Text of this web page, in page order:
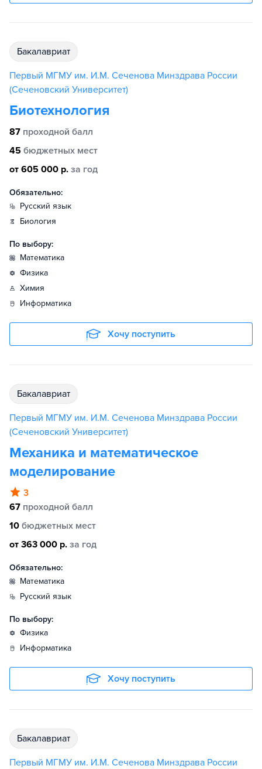
бакалавриат
Первый МГМУ им. И.М. Сеченова Минздрава России
(Сеченовский Университет)
Биотехнология
87 проходной балл
45 бюджетных мест
от 605 000 р. за год
Обязательно:
русский язык
биология
По выбору:
математика
физика
химия
информатика
Хочу поступить
бакалавриат
Первый МГМУ им. И.М. Сеченова Минздрава России
(Сеченовский Университет)
Механика и математическое
моделирование
3
67 проходной балл
10 бюджетных мест
от 363 000 р. за год
Обязательно:
математика
русский язык
По выбору:
физика
информатика
Хочу поступить
бакалавриат
Первый МГМУ им. И.М. Сеченова Минздрава России